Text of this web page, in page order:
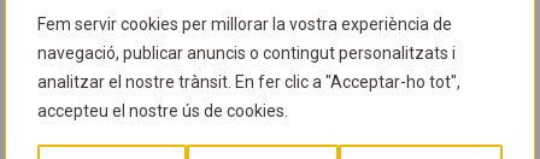
Fem servir cookies per millorar la vostra experiència de
navegació, publicar anuncis o contingut personalitzats i
analitzar el nostre trànsit. En fer clic a "Acceptar-ho tot",
accepteu el nostre ús de cookies.
Guia del CIB
HORARI
HORARI CIB